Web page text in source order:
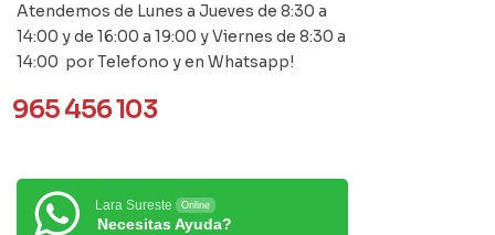
Atendemos de Lunes a Jueves de 8:30 a
14:00 y de 16:00 a 19:00 y Viernes de 8:30 a
14:00 por Telefono y en Whatsapp!
965 456 103
Lara Sureste Online
Necesitas Ayuda?